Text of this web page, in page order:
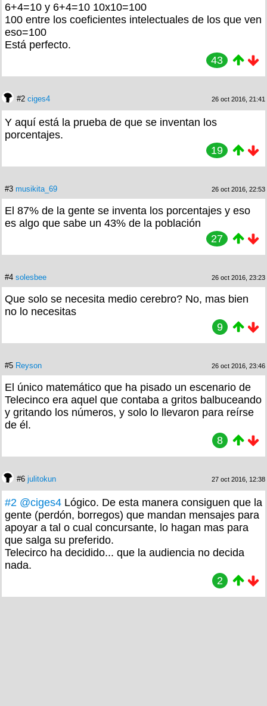
6+4=10 y 6+4=10 10x10=100
100 entre los coeficientes intelectuales de los que ven
eso=100
Está perfecto.
43
#2 ciges4 26 oct 2016, 21:41
Y aquí está la prueba de que se inventan los
porcentajes.
19
#3 musikita_69 26 oct 2016, 22:53
El 87% de la gente se inventa los porcentajes y eso
es algo que sabe un 43% de la población
27
#4 solesbee 26 oct 2016, 23:23
Que solo se necesita medio cerebro? No, mas bien
no lo necesitas
9
#5 Reyson 26 oct 2016, 23:46
El único matemático que ha pisado un escenario de
Telecinco era aquel que contaba a gritos balbuceando
y gritando los números, y solo lo llevaron para reírse
de él.
8
#6 julitokun 27 oct 2016, 12:38
#2 @ciges4 Lógico. De esta manera consiguen que la
gente (perdón, borregos) que mandan mensajes para
apoyar a tal o cual concursante, lo hagan mas para
que salga su preferido.
Telecirco ha decidido... que la audiencia no decida
nada.
2